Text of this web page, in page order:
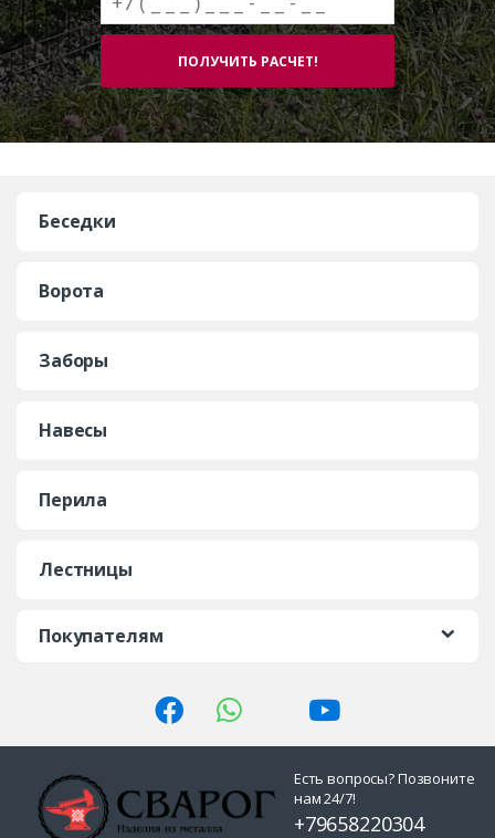
Беседки
Ворота
Заборы
Навесы
Перила
Лестницы
Покупателям
Есть вопросы? Позвоните
нам 24/7!
+79658220304